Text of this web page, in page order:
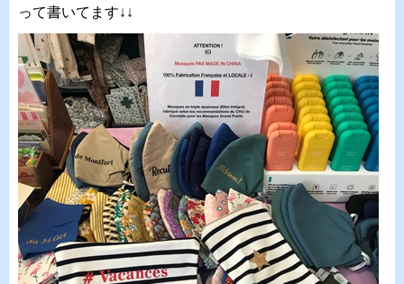
って書いてます↓↓